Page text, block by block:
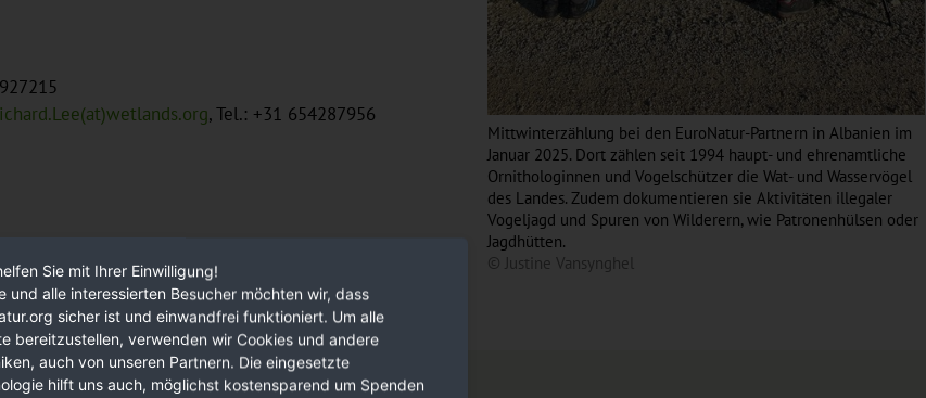
Mittwinterzählung bei den EuroNatur-Partnern in Albanien im
Januar 2025. Dort zählen seit 1994 haupt- und ehrenamtliche
Ornithologinnen und Vogelschützer die Wat- und Wasservögel
des Landes. Zudem dokumentieren sie Aktivitäten illegaler
Vogeljagd und Spuren von Wilderern, wie Patronenhülsen oder
Jagdhütten.
© Justine Vansynghel
, Tel.: +31 654287956
Sie mit Ihrer Einwilligung!
und alle interessierten Besucher möchten wir, dass
sicher ist und einwandfrei funktioniert. Um alle
bereitzustellen, verwenden wir Cookies und andere
auch von unseren Partnern. Die eingesetzte
hilft uns auch, möglichst kostensparend um Spenden